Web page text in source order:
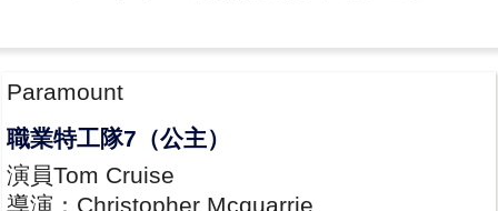
Paramount
職業特工隊7（公主）
演員Tom Cruise
導演：Christopher Mcquarrie